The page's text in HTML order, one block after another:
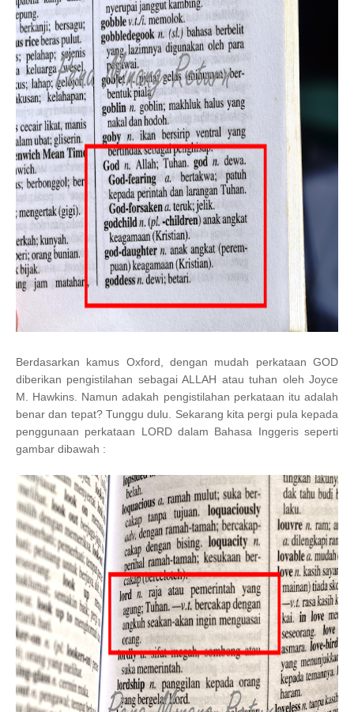
Berdasarkan kamus Oxford, dengan mudah perkataan GOD
diberikan pengistilahan sebagai ALLAH atau tuhan oleh Joyce
M. Hawkins. Namun adakah pengistilahan perkataan itu adalah
benar dan tepat? Tunggu dulu. Sekarang kita pergi pula kepada
penggunaan perkataan LORD dalam Bahasa Inggeris seperti
gambar dibawah :